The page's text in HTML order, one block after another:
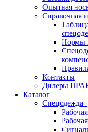
Опытная
Справочная
Нормы
Контакты
Дилеры
Каталог
Спецодежда